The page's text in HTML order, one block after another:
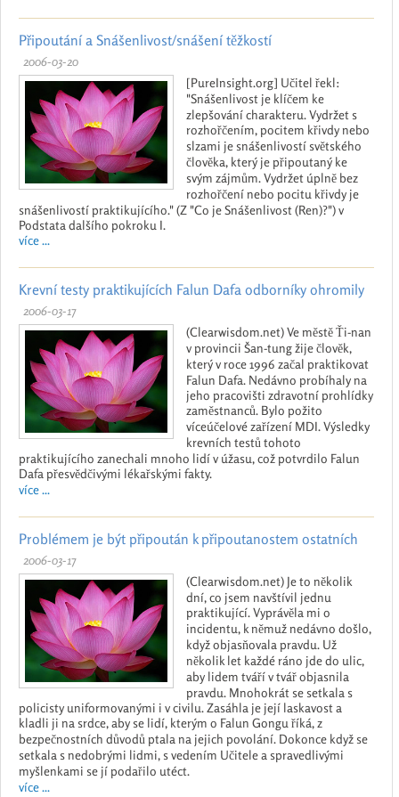
Připoutání a Snášenlivost/snášení těžkostí
2006-03-20
[PureInsight.org] Učitel řekl:
"Snášenlivost je klíčem ke
zlepšování charakteru. Vydržet s
rozhořčením, pocitem křivdy nebo
slzami je snášenlivostí světského
člověka, který je připoutaný ke
svým zájmům. Vydržet úplně bez
rozhořčení nebo pocitu křivdy je
snášenlivostí praktikujícího." (Z "Co je Snášenlivost (Ren)?") v
Podstata dalšího pokroku I.
více ...
Krevní testy praktikujících Falun Dafa odborníky ohromily
2006-03-17
(Clearwisdom.net) Ve městě Ťi-nan
v provincii Šan-tung žije člověk,
který v roce 1996 začal praktikovat
Falun Dafa. Nedávno probíhaly na
jeho pracovišti zdravotní prohlídky
zaměstnanců. Bylo požito
víceúčelové zařízení MDI. Výsledky
krevních testů tohoto
praktikujícího zanechali mnoho lidí v úžasu, což potvrdilo Falun
Dafa přesvědčivými lékařskými fakty.
více ...
Problémem je být připoután k připoutanostem ostatních
2006-03-17
(Clearwisdom.net) Je to několik
dní, co jsem navštívil jednu
praktikující. Vyprávěla mi o
incidentu, k němuž nedávno došlo,
když objasňovala pravdu. Už
několik let každé ráno jde do ulic,
aby lidem tváří v tvář objasnila
pravdu. Mnohokrát se setkala s
policisty uniformovanými i v civilu. Zasáhla je její laskavost a
kladli ji na srdce, aby se lidí, kterým o Falun Gongu říká, z
bezpečnostních důvodů ptala na jejich povolání. Dokonce když se
setkala s nedobrými lidmi, s vedením Učitele a spravedlivými
myšlenkami se jí podařilo utéct.
více ...